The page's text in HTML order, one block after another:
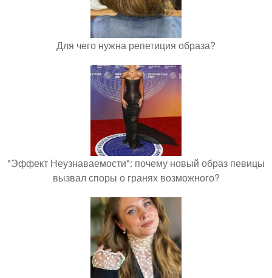
Для чего нужна репетиция образа?
"Эффект Неузнаваемости": почему новый образ певицы
вызвал споры о гранях возможного?